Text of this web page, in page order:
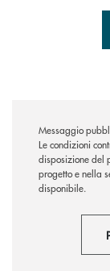
Messaggio
Le condizioni
disposizione del
progetto e nella
disponibile.